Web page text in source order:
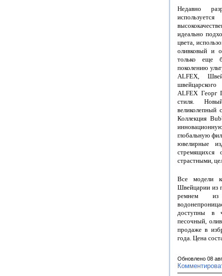
Недавно
идеально
цвета,
оливковый и
только еще
поколению
ALFEX,
ALFEX Георг
стиля.
великолепный
Коллекция
глобальную
ювелирные
стремящихся
страстными,
Все модели
Швейцарии из
ремнем
доступны в
песочный,
продаже в
года. Цена
Обновлено 08